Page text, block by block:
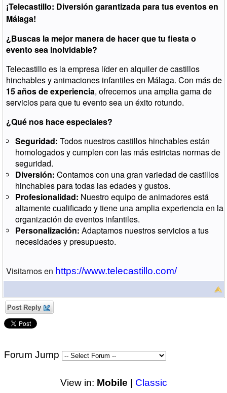
¡Telecastillo: Diversión garantizada para tus eventos en
Málaga!
¿Buscas la mejor manera de hacer que tu fiesta o
evento sea inolvidable?
Telecastillo es la empresa líder en alquiler de castillos
hinchables y animaciones infantiles en Málaga. Con más de
15 años de experiencia, ofrecemos una amplia gama de
servicios para que tu evento sea un éxito rotundo.
¿Qué nos hace especiales?
Seguridad: Todos nuestros castillos hinchables están
homologados y cumplen con las más estrictas normas de
seguridad.
Diversión: Contamos con una gran variedad de castillos
hinchables para todas las edades y gustos.
Profesionalidad: Nuestro equipo de animadores está
altamente cualificado y tiene una amplia experiencia en la
organización de eventos infantiles.
Personalización: Adaptamos nuestros servicios a tus
necesidades y presupuesto.
Visitarnos en https://www.telecastillo.com/
Post Reply
Forum Jump
View in: Mobile Classic